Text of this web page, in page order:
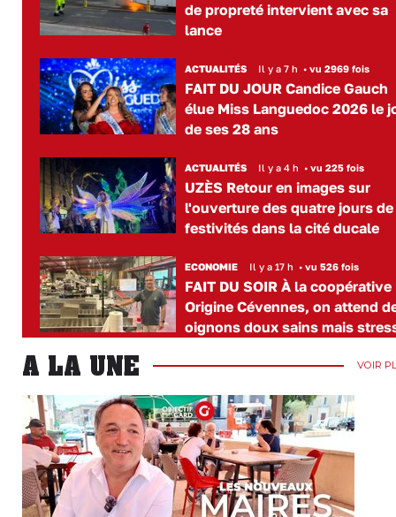
de propreté intervient avec sa
lance
ACTUALITÉS Il y a 7 h • vu 2969 fois
FAIT DU JOUR Candice Gauch
élue Miss Languedoc 2026 le
de ses 28 ans
ACTUALITÉS Il y a 4 h • vu 225 fois
UZÈS Retour en images sur
l'ouverture des quatre jours de
festivités dans la cité ducale
ECONOMIE Il y a 17 h • vu 526 fois
FAIT DU SOIR À la coopérative
Origine Cévennes, on attend
oignons doux sains mais
A LA UNE VOIR